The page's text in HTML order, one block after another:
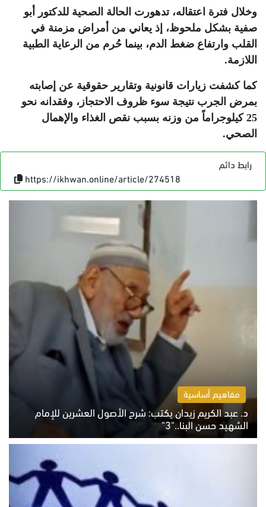
وخلال فترة اعتقاله، تدهورت الحالة الصحية للدكتور أبو
صفية بشكل ملحوظ، إذ يعاني من أمراض مزمنة في
القلب وارتفاع ضغط الدم، بينما حُرم من الرعاية الطبية
اللازمة.
كما كشفت زيارات قانونية وتقارير حقوقية عن إصابته
بمرض الجرب نتيجة سوء ظروف الاحتجاز، وفقدانه نحو
25 كيلوجراماً من وزنه بسبب نقص الغذاء والإهمال
الصحي.
رابط دائم
https://ikhwan.online/article/274518
مفاهيم أساسية
د. عبد الكريم زيدان يكتب: شرح الأصول العشرين للإمام
الشهيد حسن البنا.."3"
الثلاثاء 4 أغسطس 2026 01:04 م